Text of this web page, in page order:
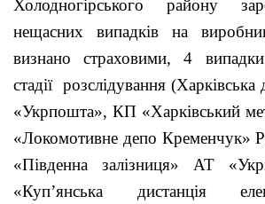
Холодногірського району
нещасних випадків на
визнано страховими, 4
стадії розслідування
«Укрпошта», КП «Харківський
«Локомотивне депо Кременчук»
«Південна залізниця» АТ
«Куп’янська дистанція